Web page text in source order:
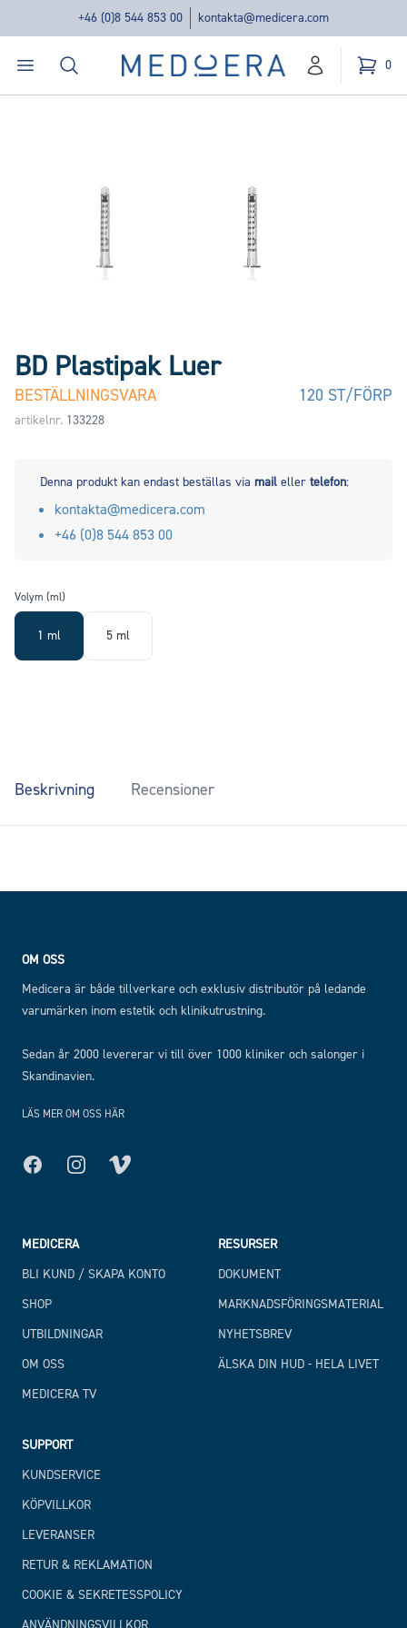
+46 (0)8 544 853 00 kontakta@medicera.com
Öppna menyn
Sök Medicera | New Medic Era AB konto Kundvagn
0
varor i
BD Plastipak Luer
BESTÄLLNINGSVARA 120 ST/FÖRP
artikelnr. 133228
Denna produkt kan endast beställas via mail eller telefon:
kontakta@medicera.com
+46 (0)8 544 853 00
Volym (ml)
1 ml 5 ml
Beskrivning Recensioner
OM OSS
Medicera är både tillverkare och exklusiv distributör på ledande
varumärken inom estetik och klinikutrustning.
Sedan år 2000 levererar vi till över 1000 kliniker och salonger i
Skandinavien.
LÄS MER OM OSS HÄR
FacebookInstagram
MEDICERA
BLI KUND / SKAPA KONTO
SHOP
UTBILDNINGAR
OM OSS
MEDICERA TV
RESURSER
DOKUMENT
MARKNADSFÖRINGSMATERIAL
NYHETSBREV
ÄLSKA DIN HUD - HELA LIVET
SUPPORT
KUNDSERVICE
KÖPVILLKOR
LEVERANSER
RETUR & REKLAMATION
COOKIE & SEKRETESSPOLICY